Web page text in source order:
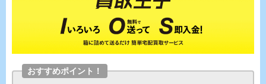
おすすめポイント！